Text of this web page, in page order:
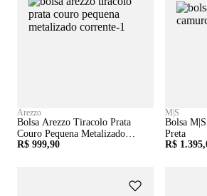
Arezzo
Bolsa Arezzo Tiracolo Prata
Couro Pequena Metalizado
Corrente
R$ 999,90
M|S
Bolsa
Preta
R$